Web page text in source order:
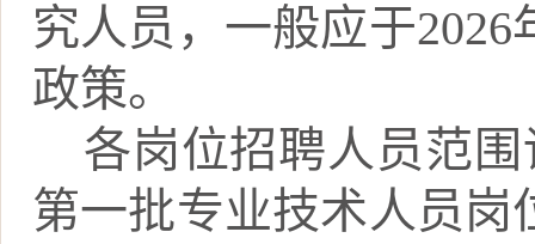
究人员，一般应于2026
政策。
各岗位招聘人员范
第一批专业技术人员岗